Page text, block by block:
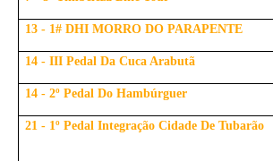
13 - 1# DHI MORRO DO PARAPENTE
14 - III Pedal Da Cuca Arabutã
14 - 2º Pedal Do Hambúrguer
21 - 1º Pedal Integração Cidade De Tubarão